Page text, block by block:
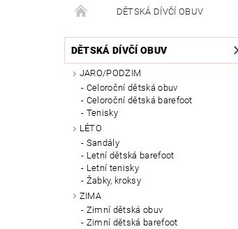
DĚTSKÁ DÍVČÍ OBUV
DĚTSKÉ OBLEČENÍ A DOPLŇKY
DOPRAVA A PLATBA
DĚTSKÁ DÍVČÍ OBUV
JARO/PODZIM
Celoroční dětská obuv
Celoroční dětská barefoot
Tenisky
LÉTO
Sandály
Letní dětská barefoot
Letní tenisky
Žabky, kroksy
ZIMA
Zimní dětská obuv
Zimní dětská barefoot